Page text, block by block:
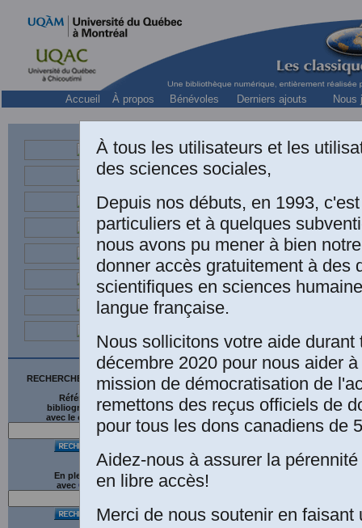
Accueil À propos Bénévoles Derniers ajouts Nous
RECHERCHE SUR LE SITE
Références
bibliographiques
avec le catalogue
En plein texte
avec G gle
À tous les utilisateurs et les
des sciences sociales,
Depuis nos débuts, en 1993,
particuliers et à quelques
nous avons pu mener à bien
donner accès gratuitement à des
scientifiques en sciences
langue française.
Nous sollicitons votre aide durant
décembre 2020 pour nous aider
mission de démocratisation de
remettons des reçus officiels de
pour tous les dons canadiens de
Aidez-nous à assurer la
en libre accès!
Merci de nous soutenir en faisant